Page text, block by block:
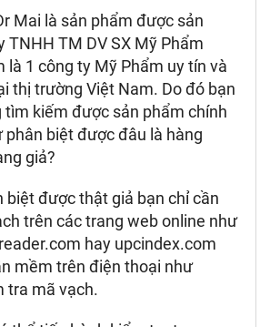
Mai là sản phẩm được sản
TNHH TM DV SX Mỹ Phẩm
là 1 công ty Mỹ Phẩm uy tín và
thị trường Việt Nam. Do đó bạn
tìm kiếm được sản phẩm chính
phân biệt được đâu là hàng
giả?
biệt được thật giả bạn chỉ cần
trên các trang web online như
hay upcindex.com
mềm trên điện thoại như
tra mã vạch.